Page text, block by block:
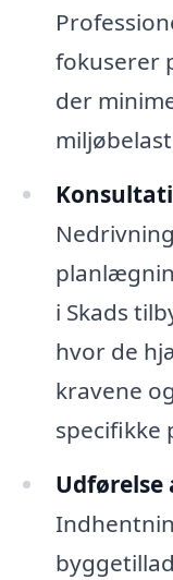
fokuserer
der
i Skads
hvor de
kravene
specifikke
Udførelse